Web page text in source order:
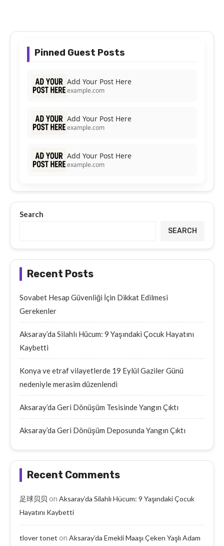
Pinned Guest Posts
Add Your Post Here
example.com
Add Your Post Here
example.com
Add Your Post Here
example.com
Search
SEARCH
Recent Posts
Sovabet Hesap Güvenliği İçin Dikkat Edilmesi
Gerekenler
Aksaray’da Silahlı Hücum: 9 Yaşındaki Çocuk Hayatını
Kaybetti
Konya ve etraf vilayetlerde 19 Eylül Gaziler Günü
nedeniyle merasim düzenlendi
Aksaray’da Geri Dönüşüm Tesisinde Yangın Çıktı
Aksaray’da Geri Dönüşüm Deposunda Yangın Çıktı
Recent Comments
足球贝贝 on Aksaray’da Silahlı Hücum: 9 Yaşındaki Çocuk
Hayatını Kaybetti
tlover tonet on Aksaray’da Emekli Maaşı Çeken Yaşlı Adam